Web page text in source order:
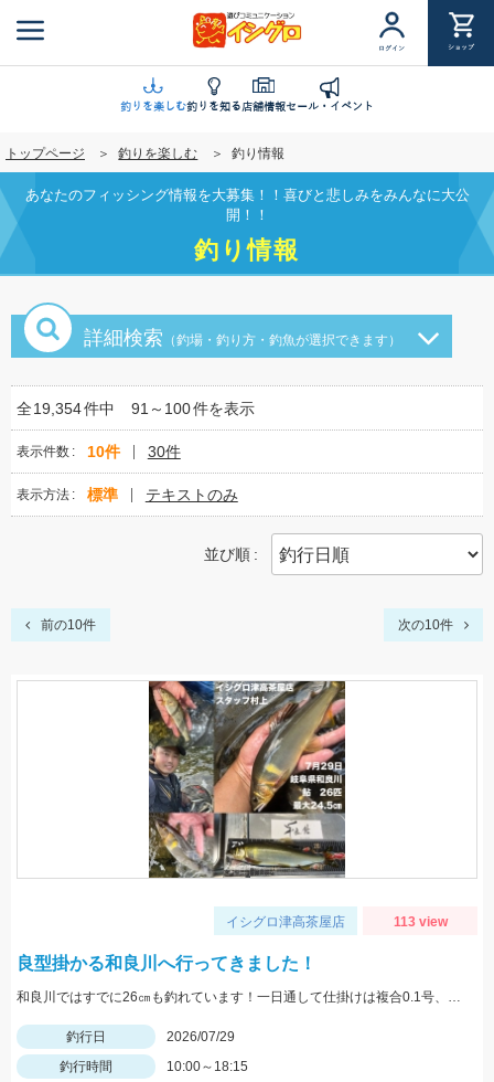
ン
に
移
動
ログイン ショップ
釣りを楽しむ釣りを知る店舗情報セール・イベント
トップページ 釣りを楽しむ 釣り情報
あなたのフィッシング情報を大募集！！喜びと悲しみをみんなに大公
開！！
釣り情報
詳細検索 （釣場・釣り方・釣魚が選択できます）
全19,354件中 91～100件を表示
表示件数 10件 30件
表示方法 標準 テキストのみ
並び順
前の10件 次の10件
イシグロ津高茶屋店 113 view
良型掛かる和良川へ行ってきました！
和良川ではすでに26㎝も釣れています！一日通して仕掛けは複合0.1号、中ハリス1号、針7.5号を使用しました。
釣行日
2026/07/29
釣行時間
10:00～18:15